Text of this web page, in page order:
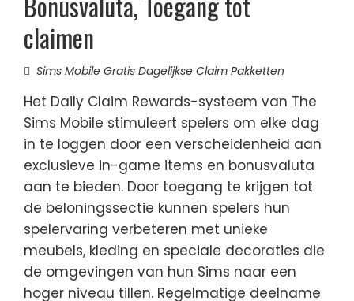
claimen
Sims Mobile Gratis Dagelijkse Claim Pakketten
Het Daily Claim Rewards-systeem van The
Sims Mobile stimuleert spelers om elke dag
in te loggen door een verscheidenheid aan
exclusieve in-game items en bonusvaluta
aan te bieden. Door toegang te krijgen tot
de beloningssectie kunnen spelers hun
spelervaring verbeteren met unieke
meubels, kleding en speciale decoraties die
de omgevingen van hun Sims naar een
hoger niveau tillen. Regelmatige deelname